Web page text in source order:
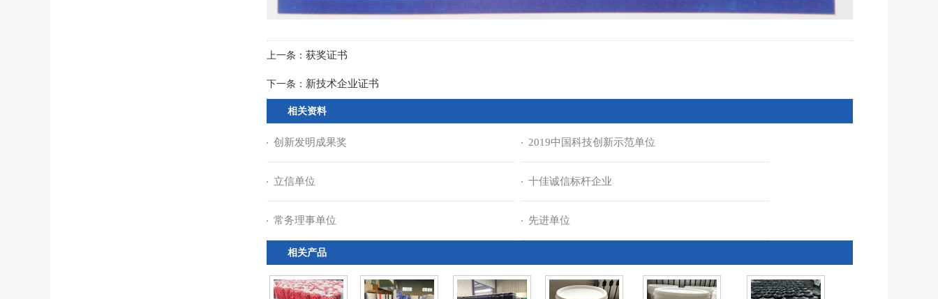
上一条： 获奖证书
下一条： 新技术企业证书
相关资料
创新发明成果奖 2019中国科技创新示范单位
立信单位 十佳诚信标杆企业
常务理事单位 先进单位
相关产品